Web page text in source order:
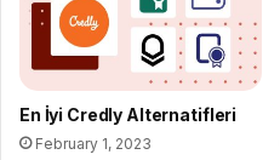
En İyi Credly Alternatifleri
February 1, 2023